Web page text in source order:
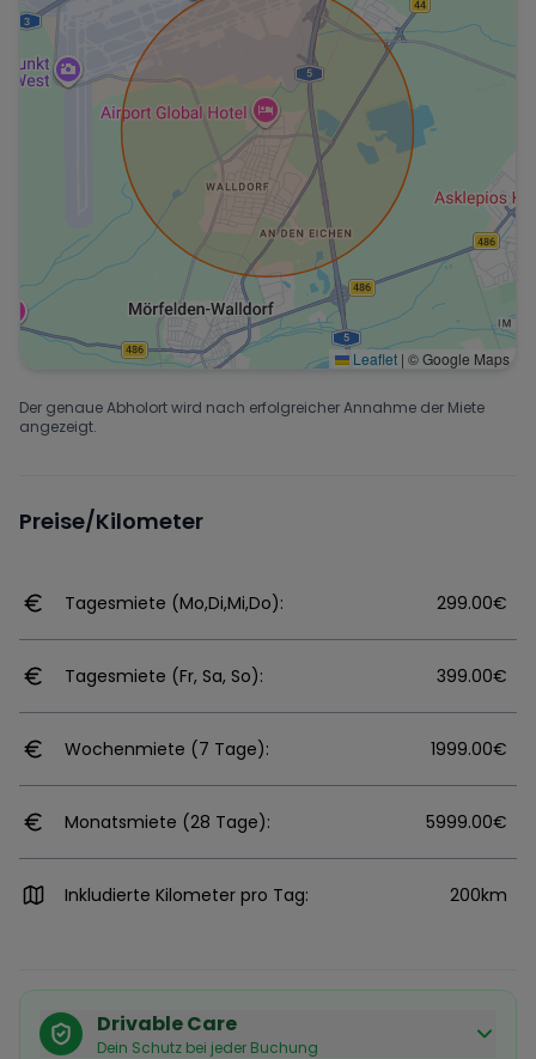
Leaflet | © Google Maps
Der genaue Abholort wird nach erfolgreicher Annahme der Miete
angezeigt.
Preise/Kilometer
Tagesmiete (Mo,Di,Mi,Do): 299.00€
Tagesmiete (Fr, Sa, So): 399.00€
Wochenmiete (7 Tage): 1999.00€
Monatsmiete (28 Tage): 5999.00€
Inkludierte Kilometer pro Tag: 200km
Drivable Care
Dein Schutz bei jeder Buchung